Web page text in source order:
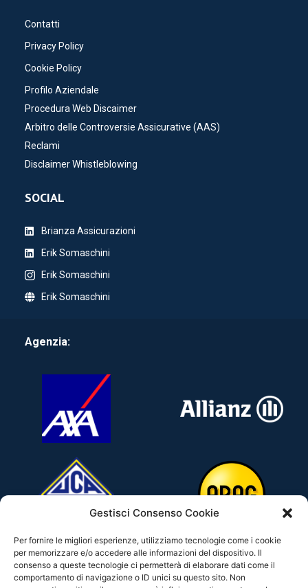
Gestisci Consenso Cookie
Per fornire le migliori esperienze, utilizziamo tecnologie come i cookie
per memorizzare e/o accedere alle informazioni del dispositivo. Il
consenso a queste tecnologie ci permetterà di elaborare dati come il
comportamento di navigazione o ID unici su questo sito. Non
Contatti
Privacy Policy
Cookie Policy
Profilo Aziendale
Procedura Web Discaimer
Arbitro delle Controversie Assicurative (AAS)
Reclami
Disclaimer Whistleblowing
SOCIAL
Brianza Assicurazioni
Erik Somaschini
Erik Somaschini
Erik Somaschini
Agenzia: